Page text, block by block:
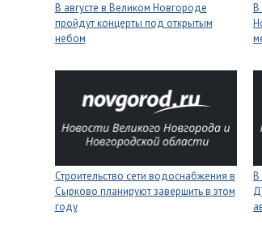
В августе в Великом Новгороде
пройдут концерты под открытым
небом
В
Строительство сети водоснабжения в
Сырково планируют завершить в этом
году
В